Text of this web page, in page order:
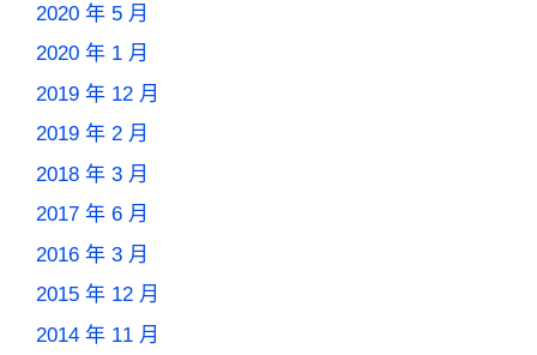
2020 年 5 月
2020 年 1 月
2019 年 12 月
2019 年 2 月
2018 年 3 月
2017 年 6 月
2016 年 3 月
2015 年 12 月
2014 年 11 月